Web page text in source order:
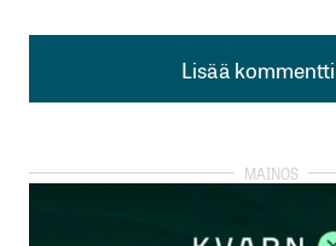
Lisää kommentti
Lisää kommentti
rekisteröityä